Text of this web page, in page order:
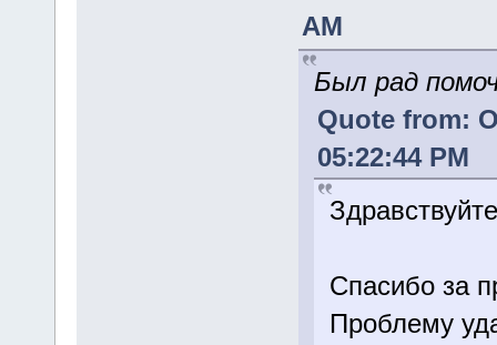
AM
Был рад
Quote from:
05:22:44 PM
Спасибо за
Проблему